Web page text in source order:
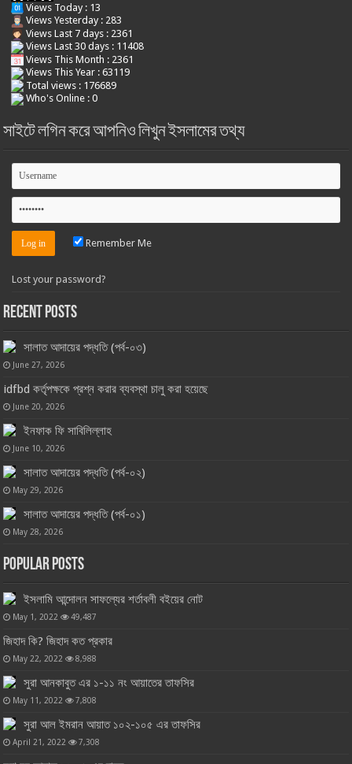
Views Today : 13
Views Yesterday : 283
Views Last 7 days : 2361
Views Last 30 days : 11408
Views This Month : 2361
Views This Year : 63119
Total views : 176689
Who's Online : 0
সাইটে লগিন করে আপনিও লিখুন ইসলামের তথ্য
Remember Me
Lost your password?
Recent Posts
সালাত আদায়ের পদ্ধতি (পর্ব-০৩)
June 27, 2026
idfbd কর্তৃপক্ষকে প্রশ্ন করার ব্যবস্থা চালু করা হয়েছে
June 20, 2026
ইনফাক ফি সাবিলিল্লাহ
June 10, 2026
সালাত আদায়ের পদ্ধতি (পর্ব-০২)
May 29, 2026
সালাত আদায়ের পদ্ধতি (পর্ব-০১)
May 28, 2026
Popular Posts
ইসলামি আন্দোলন সাফল্যের শর্তাবলী বইয়ের নোট
May 1, 2022 49,487
জিহাদ কি? জিহাদ কত প্রকার
May 22, 2022 8,988
সুরা আনকাবুত এর ১-১১ নং আয়াতের তাফসির
May 11, 2022 7,808
সুরা আল ইমরান আয়াত ১০২-১০৫ এর তাফসির
April 21, 2022 7,308